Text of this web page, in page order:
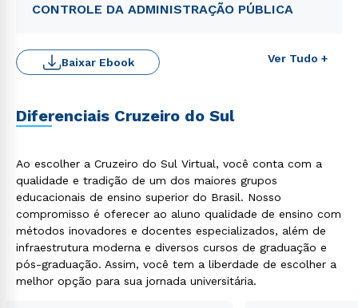
CONTROLE DA ADMINISTRAÇÃO PÚBLICA
Ver Tudo +
Baixar Ebook
Diferenciais Cruzeiro do Sul
Ao escolher a Cruzeiro do Sul Virtual, você conta com a
qualidade e tradição de um dos maiores grupos
educacionais de ensino superior do Brasil. Nosso
compromisso é oferecer ao aluno qualidade de ensino com
métodos inovadores e docentes especializados, além de
infraestrutura moderna e diversos cursos de graduação e
pós-graduação. Assim, você tem a liberdade de escolher a
melhor opção para sua jornada universitária.
WhatsApp
Política de Privacidade.
autorizo que meus dados sejam utilizados para o
envio de conteúdos da Cruzeiro do Sul.